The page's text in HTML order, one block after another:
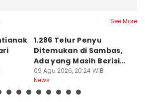
See More
1.286 Telur Penyu
Ditemukan di Sambas,
Ada yang Masih Berisi
Embrio
09 Agu 2026, 20:24 WIB
News